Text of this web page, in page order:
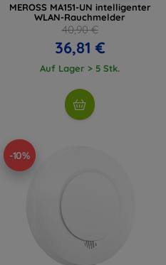
MEROSS MA151-UN intelligenter
WLAN-Rauchmelder
40,90 €
36,81 €
Auf Lager > 5 Stk.
-10%